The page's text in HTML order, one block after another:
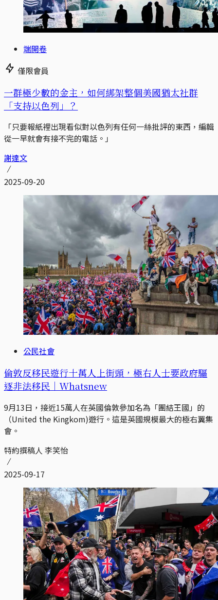
端開卷
僅限會員
一群極少數的金主，如何綁架整個美國猶太社群
「支持以色列」？
「只要報紙裡出現看似對以色列有任何一絲批評的東西，編輯
從一早就會有接不完的電話。」
謝達文
2025-09-20
公民社會
倫敦反移民遊行十萬人上街頭，極右人士要政府驅
逐非法移民｜Whatsnew
9月13日，接近15萬人在英國倫敦參加名為「團結王國」的
（United the Kingkom)遊行。這是英國規模最大的極右翼集
會。
特約撰稿人 李笑怡
2025-09-17